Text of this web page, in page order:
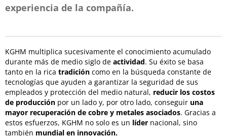
experiencia de la compañía.
KGHM multiplica sucesivamente el conocimiento acumulado
durante más de medio siglo de actividad. Su éxito se basa
tanto en la rica tradición como en la búsqueda constante de
tecnologías que ayuden a garantizar la seguridad de sus
empleados y protección del medio natural, reducir los costos
de producción por un lado y, por otro lado, conseguir una
mayor recuperación de cobre y metales asociados. Gracias a
estos esfuerzos, KGHM no solo es un líder nacional, sino
también mundial en innovación.